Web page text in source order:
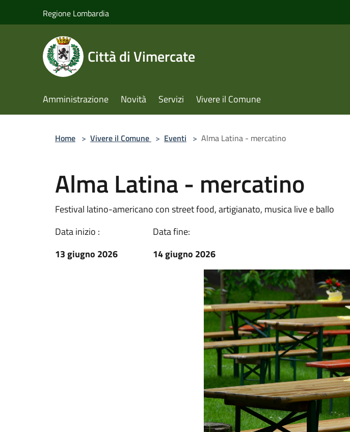
Regione Lombardia
Città di Vimercate
Amministrazione Novità Servizi Vivere il Comune
Home > Vivere il Comune > Eventi > Alma Latina - mercatino
Alma Latina - mercatino
Festival latino-americano con street food, artigianato, musica live e ballo
Data inizio :
13 giugno 2026
Data fine:
14 giugno 2026